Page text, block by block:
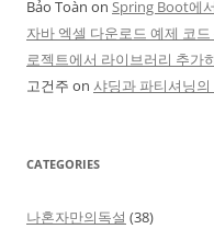
Bảo Toàn on Spring Boot에
자바 엑셀 다운로드 예제 코
로젝트에서 라이브러리 추가
고건주 on 샤딩과 파티셔닝의
CATEGORIES
나혼자만의독설 (38)